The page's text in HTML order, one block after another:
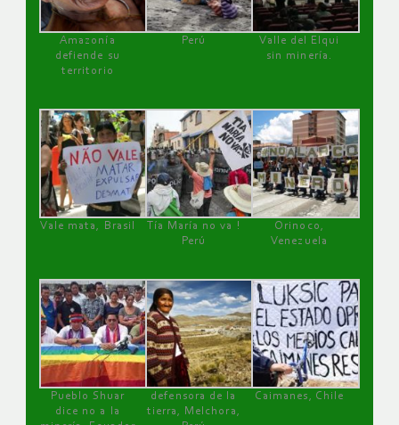
Amazonía
defiende su
territorio
Perú
Valle del Elqui
sin minería.
Vale mata, Brasil
Tía María no va !
Perú
Orinoco,
Venezuela
Pueblo Shuar
dice no a la
defensora de la
tierra, Melchora,
Caimanes, Chile